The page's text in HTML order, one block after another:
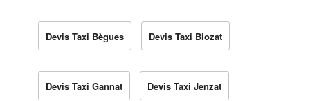
Devis Taxi Bègues Devis Taxi Biozat
Devis Taxi Gannat Devis Taxi Jenzat